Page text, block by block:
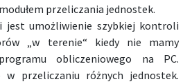
przeliczania jednostek.
jest umożliwienie szybkiej kontroli
„w terenie“ kiedy nie mamy
obliczeniowego na PC.
w przeliczaniu różnych jednostek.